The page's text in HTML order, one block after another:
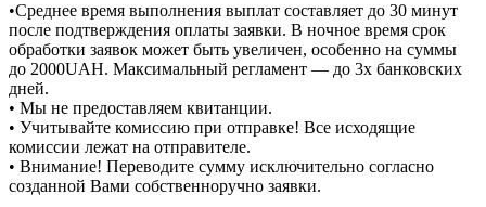
•Среднее время выполнения выплат составляет до 30 минут
после подтверждения оплаты заявки. В ночное время срок
обработки заявок может быть увеличен, особенно на суммы
до 2000UAH. Максимальный регламент — до 3х банковских
дней.
• Мы не предоставляем квитанции.
• Учитывайте комиссию при отправке! Все исходящие
комиссии лежат на отправителе.
• Внимание! Переводите сумму исключительно согласно
созданной Вами собственноручно заявки.